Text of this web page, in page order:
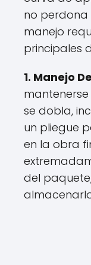
no perdona
manejo
principales
1. Manejo
se dobla,
un pliegue
en la obra
del